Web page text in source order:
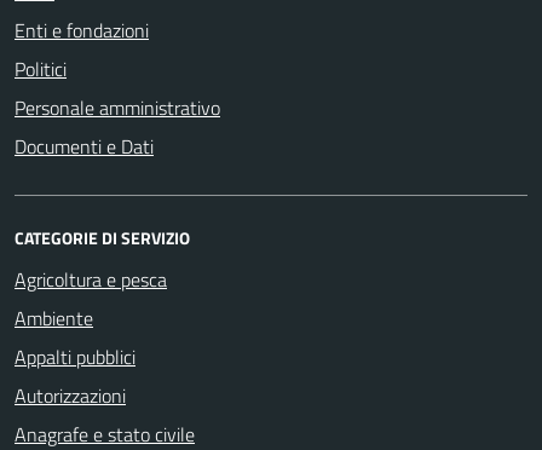
Enti e fondazioni
Politici
Personale amministrativo
Documenti e Dati
CATEGORIE DI SERVIZIO
Agricoltura e pesca
Ambiente
Appalti pubblici
Autorizzazioni
Anagrafe e stato civile